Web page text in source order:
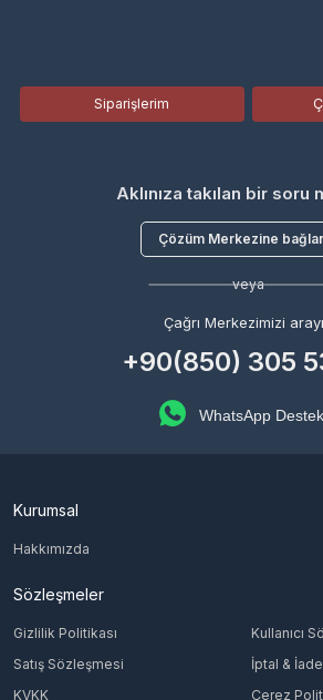
Siparişlerim
Aklınıza takılan bir soru
Çözüm Merkezine
veya
Çağrı Merkezimizi
+90(850) 305
WhatsApp Destek
Kurumsal
Hakkımızda
Sözleşmeler
Gizlilik Politikası
Kullanıcı
Satış Sözleşmesi
İptal &
KVKK
Çerez